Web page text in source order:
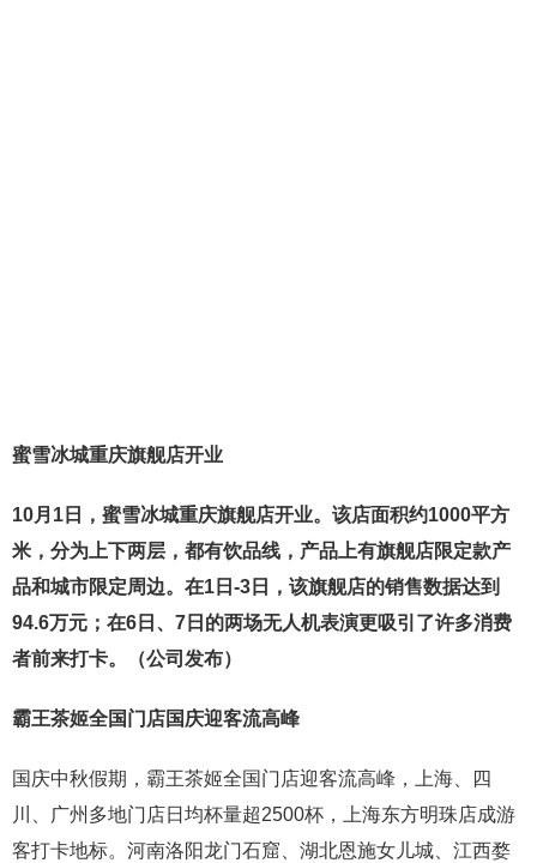
蜜雪冰城重庆旗舰店开业
10月1日，蜜雪冰城重庆旗舰店开业。该店面积约1000平方
米，分为上下两层，都有饮品线，产品上有旗舰店限定款产
品和城市限定周边。在1日-3日，该旗舰店的销售数据达到
94.6万元；在6日、7日的两场无人机表演更吸引了许多消费
者前来打卡。（公司发布）
霸王茶姬全国门店国庆迎客流高峰
国庆中秋假期，霸王茶姬全国门店迎客流高峰，上海、四
川、广州多地门店日均杯量超2500杯，上海东方明珠店成游
客打卡地标。河南洛阳龙门石窟、湖北恩施女儿城、江西婺